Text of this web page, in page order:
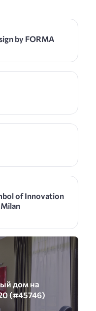
by FORMA
of Innovation
дом на
(#45746)